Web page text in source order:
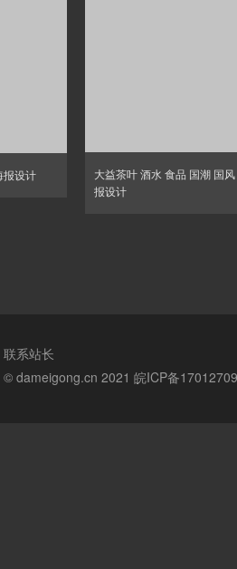
报设计
大益茶叶 酒水 食品 国潮 国
报设计
联系站长
© dameigong.cn 2021 皖ICP备